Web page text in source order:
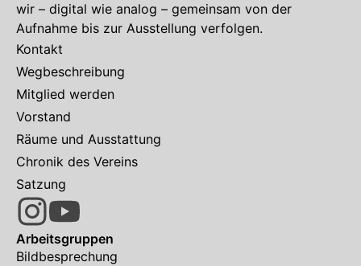
wir – digital wie analog – gemeinsam von der
Aufnahme bis zur Ausstellung verfolgen.
Kontakt
Wegbeschreibung
Mitglied werden
Vorstand
Räume und Ausstattung
Chronik des Vereins
Satzung
Arbeitsgruppen
Bildbesprechung